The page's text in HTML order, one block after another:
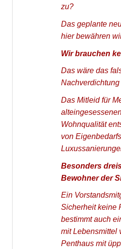
zu?
Das geplante
hier bewähren
Wir brauchen
Das wäre das
Das Mitleid für
Wohnqualität
von
Besonders
Bewohner der
Ein
Sicherheit keine
bestimmt auch
mit Lebensmittel
Penthaus mit